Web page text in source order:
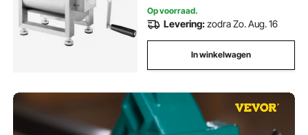
Op voorraad.
Levering:zodra Zo. Aug. 16
In winkelwagen